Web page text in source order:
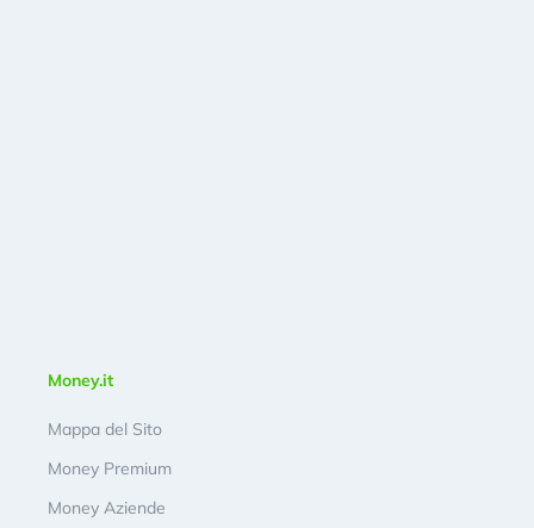
Money.it
Mappa del Sito
Money Premium
Money Aziende